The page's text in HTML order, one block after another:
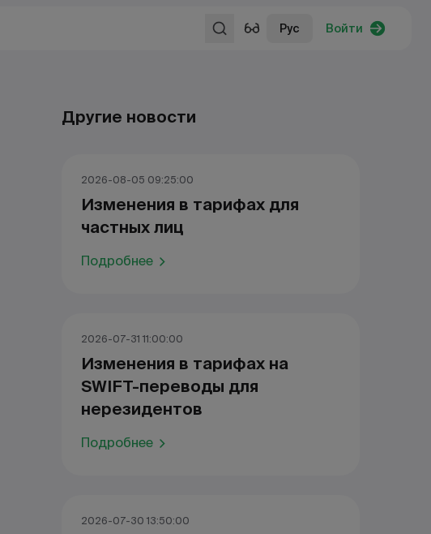
Рус Войти
Другие новости
2026-08-05 09:25:00
Изменения в тарифах для
частных лиц
Подробнее
2026-07-31 11:00:00
Изменения в тарифах на
SWIFT-переводы для
нерезидентов
Подробнее
2026-07-30 13:50:00